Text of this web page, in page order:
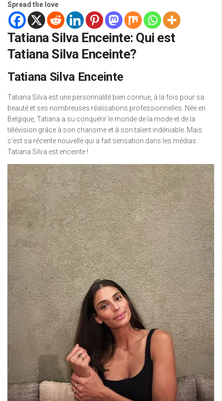
Spread the love
Tatiana Silva Enceinte: Qui est
Tatiana Silva Enceinte?
Tatiana Silva Enceinte
Tatiana Silva est une personnalité bien connue, à la fois pour sa
beauté et ses nombreuses réalisations professionnelles. Née en
Belgique, Tatiana a su conquérir le monde de la mode et de la
télévision grâce à son charisme et à son talent indéniable. Mais
c’est sa récente nouvelle qui a fait sensation dans les médias :
Tatiana Silva est enceinte !